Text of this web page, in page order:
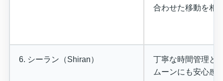
合わせた移動を相
6. シーラン（Shiran）
丁寧な時間管理と
ムーンにも安心感